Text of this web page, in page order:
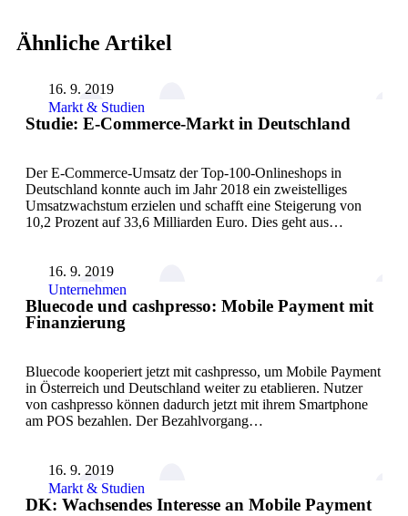
Ähnliche Artikel
16. 9. 2019
Markt & Studien
Studie: E-Commerce-Markt in Deutschland
Der E-Commerce-Umsatz der Top-100-Onlineshops in
Deutschland konnte auch im Jahr 2018 ein zweistelliges
Umsatzwachstum erzielen und schafft eine Steigerung von
10,2 Prozent auf 33,6 Milliarden Euro. Dies geht aus…
16. 9. 2019
Unternehmen
Bluecode und cashpresso: Mobile Payment mit
Finanzierung
Bluecode kooperiert jetzt mit cashpresso, um Mobile Payment
in Österreich und Deutschland weiter zu etablieren. Nutzer
von cashpresso können dadurch jetzt mit ihrem Smartphone
am POS bezahlen. Der Bezahlvorgang…
16. 9. 2019
Markt & Studien
DK: Wachsendes Interesse an Mobile Payment